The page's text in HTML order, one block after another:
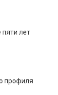
лет
профиля